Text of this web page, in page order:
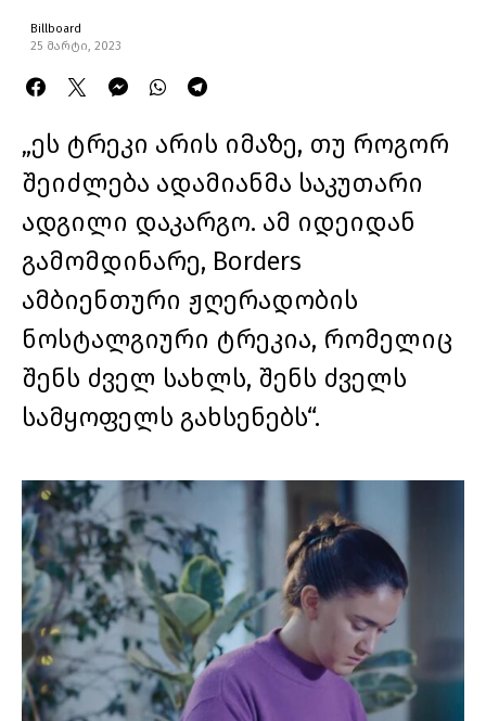
Billboard
25 მარტი, 2023
„ეს ტრეკი არის იმაზე, თუ როგორ
შეიძლება ადამიანმა საკუთარი
ადგილი დაკარგო. ამ იდეიდან
გამომდინარე, Borders
ამბიენთური ჟღერადობის
ნოსტალგიური ტრეკია, რომელიც
შენს ძველ სახლს, შენს ძველს
სამყოფელს გახსენებს“.